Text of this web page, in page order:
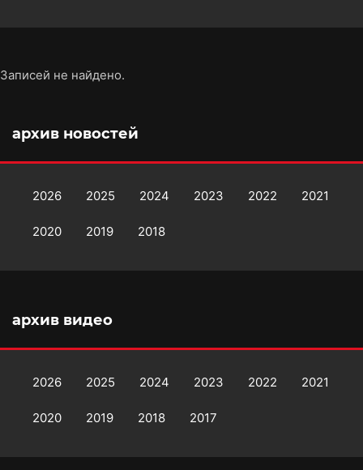
Записей не найдено.
архив новостей
2026 2025 2024 2023 2022 2021
2020 2019 2018
архив видео
2026 2025 2024 2023 2022 2021
2020 2019 2018 2017